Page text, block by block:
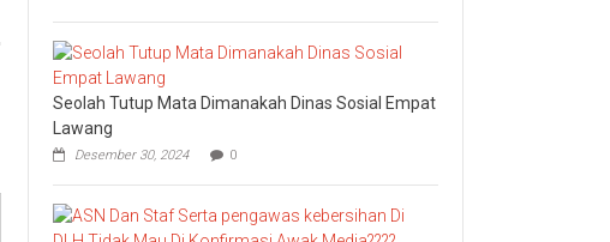
Seolah Tutup Mata Dimanakah Dinas Sosial Empat
Lawang
Desember 30, 2024 0